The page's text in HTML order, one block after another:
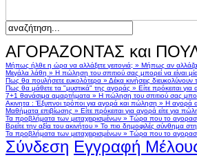
ΑΓΟΡΑΖΟΝΤΑΣ και
Μήπως ήλθε η ώρα να αλλάξετε γειτονιά; » Μήπως αν
Μεγάλα λάθη » Η πώληση του σπιτιού σας μπορεί να είναι
Πως θα πουλήσετε ευκολότερα » Δέκα κινήσεις
Πως θα μάθετε τα "μυστικά" της αγοράς » Είτε πρόκειται
7+1 θανάσιμα αμαρτήματα » Η πώληση του σπιτιού σας
Ακινητα : Έξυπνοι τρόποι για αγορά και πώληση » Η αγορά
Μαθήματα επιβίωσης » Είτε πρόκειται για αγορά είτε για
Τα προβλήματα των μεταχειρισμένων » Τώρα που το
Βρείτε την αξία του ακινήτου » Το πιο δημοφιλές σύνθημα
Τα προβλήματα των μεταχειρισμένων » Τώρα που το
Σύνδεση Εγγραφή